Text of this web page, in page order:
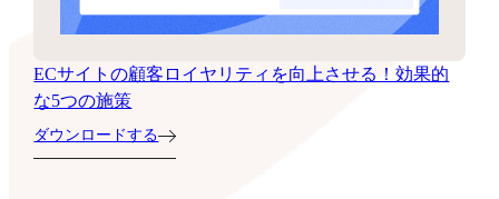
ECサイトの顧客ロイヤリティを向上させる！効果的
な5つの施策
ダウンロードする